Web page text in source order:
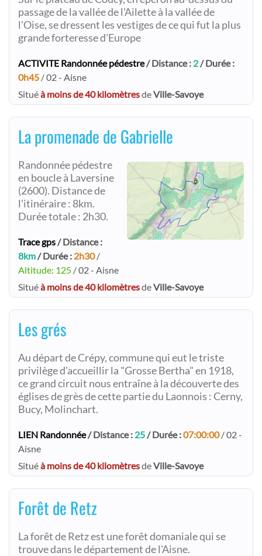
passage de la vallée de l'Ailette à la vallée de
l'Oise, se dressent les vestiges de ce qui fut la plus
grande forteresse d'Europe
ACTIVITE Randonnée pédestre/ Distance : 2/ Durée :
0h45 / 02 - Aisne
Situéà moins de 40 kilomètresdeVille-Savoye
La promenade de Gabrielle
Randonnée pédestre
en boucle à Laversine
(2600). Distance de
l'itinéraire : 8km.
Durée totale : 2h30.
Trace gps/ Distance :
8km/ Durée : 2h30/
Altitude: 125 / 02 - Aisne
Situéà moins de 40 kilomètresdeVille-Savoye
Les grés
Au départ de Crépy, commune qui eut le triste
privilège d'accueillir la "Grosse Bertha" en 1918,
ce grand circuit nous entraîne à la découverte des
églises de grès de cette partie du Laonnois : Cerny,
Bucy, Molinchart.
LIEN Randonnée/ Distance : 25/ Durée :07:00:00/ 02 -
Aisne
Situéà moins de 40 kilomètresdeVille-Savoye
Forêt de Retz
La forêt de Retz est une forêt domaniale qui se
trouve dans le département de l'Aisne.